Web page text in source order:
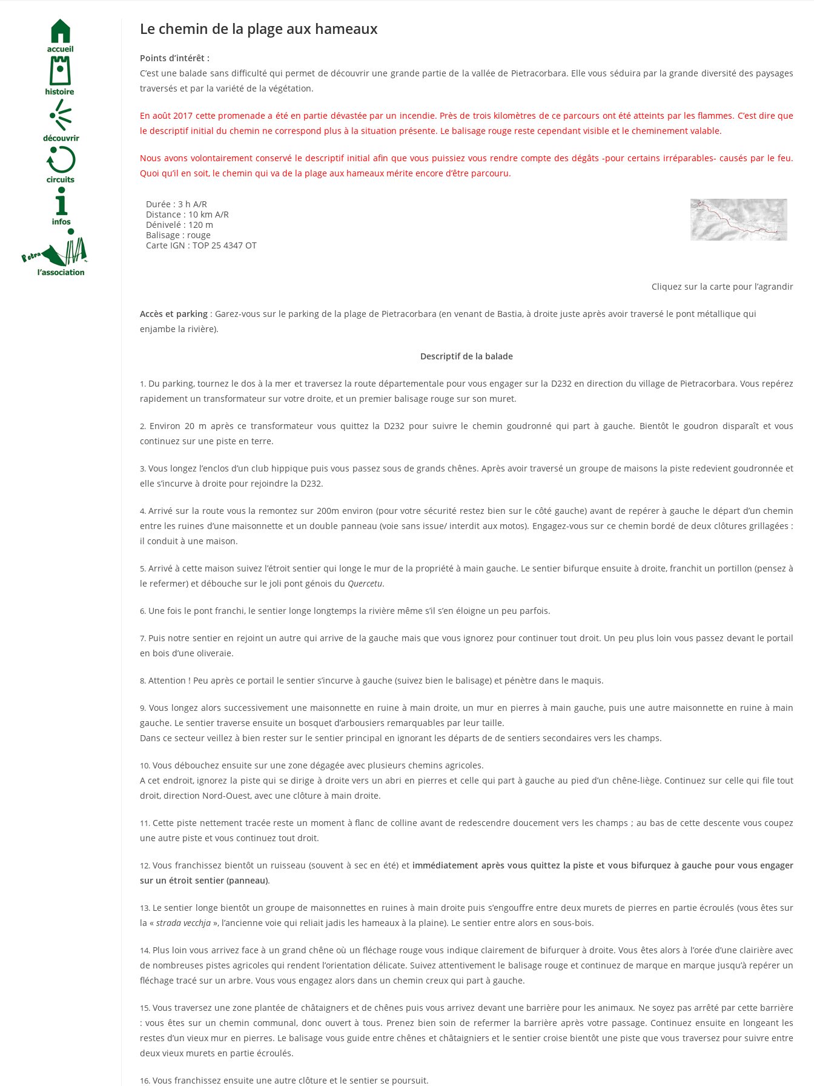
Le chemin de la plage aux hameaux
Points d’intérêt :
C’est une balade sans difficulté qui permet de découvrir une grande partie de la vallée de Pietracorbara. Elle vous séduira par la grande diversité des paysages
traversés et par la variété de la végétation.
En août 2017 cette promenade a été en partie dévastée par un incendie. Près de trois kilomètres de ce parcours ont été atteints par les flammes. C’est dire que
le descriptif initial du chemin ne correspond plus à la situation présente. Le balisage rouge reste cependant visible et le cheminement valable.
Nous avons volontairement conservé le descriptif initial afin que vous puissiez vous rendre compte des dégâts -pour certains irréparables- causés par le feu.
Quoi qu’il en soit, le chemin qui va de la plage aux hameaux mérite encore d’être parcouru.
Durée : 3 h A/R
Distance : 10 km A/R
Dénivelé : 120 m
Balisage : rouge
Carte IGN : TOP 25 4347 OT
Cliquez sur la carte pour l’agrandir
Accès et parking: Garez-vous sur le parking de la plage de Pietracorbara (en venant de Bastia, à droite juste après avoir traversé le pont métallique qui
enjambe la rivière).
Descriptif de la balade
1.Du parking, tournez le dos à la mer et traversez la route départementale pour vous engager sur la D232 en direction du village de Pietracorbara. Vous repérez
rapidement un transformateur sur votre droite, et un premier balisage rouge sur son muret.
2.Environ 20 m après ce transformateur vous quittez la D232 pour suivre le chemin goudronné qui part à gauche. Bientôt le goudron disparaît et vous
continuez sur une piste en terre.
3.Vous longez l’enclos d’un club hippique puis vous passez sous de grands chênes. Après avoir traversé un groupe de maisons la piste redevient goudronnée et
elle s’incurve à droite pour rejoindre la D232.
4.Arrivé sur la route vous la remontez sur 200m environ (pour votre sécurité restez bien sur le côté gauche) avant de repérer à gauche le départ d’un chemin
entre les ruines d’une maisonnette et un double panneau (voie sans issue/ interdit aux motos). Engagez-vous sur ce chemin bordé de deux clôtures grillagées :
il conduit à une maison.
5.Arrivé à cette maison suivez l’étroit sentier qui longe le mur de la propriété à main gauche. Le sentier bifurque ensuite à droite, franchit un portillon (pensez à
le refermer) et débouche sur le joli pont génois du Quercetu.
6.Une fois le pont franchi, le sentier longe longtemps la rivière même s’il s’en éloigne un peu parfois.
7.Puis notre sentier en rejoint un autre qui arrive de la gauche mais que vous ignorez pour continuer tout droit. Un peu plus loin vous passez devant le portail
en bois d’une oliveraie.
8.Attention ! Peu après ce portail le sentier s’incurve à gauche (suivez bien le balisage) et pénètre dans le maquis.
9.Vous longez alors successivement une maisonnette en ruine à main droite, un mur en pierres à main gauche, puis une autre maisonnette en ruine à main
gauche. Le sentier traverse ensuite un bosquet d’arbousiers remarquables par leur taille.
Dans ce secteur veillez à bien rester sur le sentier principal en ignorant les départs de de sentiers secondaires vers les champs.
10.Vous débouchez ensuite sur une zone dégagée avec plusieurs chemins agricoles.
A cet endroit, ignorez la piste qui se dirige à droite vers un abri en pierres et celle qui part à gauche au pied d’un chêne-liège. Continuez sur celle qui file tout
droit, direction Nord-Ouest, avec une clôture à main droite.
11.Cette piste nettement tracée reste un moment à flanc de colline avant de redescendre doucement vers les champs ; au bas de cette descente vous coupez
une autre piste et vous continuez tout droit.
12.Vous franchissez bientôt un ruisseau (souvent à sec en été) et immédiatement après vous quittez la piste et vous bifurquez à gauche pour vous engager
sur un étroit sentier (panneau).
13.Le sentier longe bientôt un groupe de maisonnettes en ruines à main droite puis s’engouffre entre deux murets de pierres en partie écroulés (vous êtes sur
la « strada vecchja», l’ancienne voie qui reliait jadis les hameaux à la plaine). Le sentier entre alors en sous-bois.
14.Plus loin vous arrivez face à un grand chêne où un fléchage rouge vous indique clairement de bifurquer à droite. Vous êtes alors à l’orée d’une clairière avec
de nombreuses pistes agricoles qui rendent l’orientation délicate. Suivez attentivement le balisage rouge et continuez de marque en marque jusqu’à repérer un
fléchage tracé sur un arbre. Vous vous engagez alors dans un chemin creux qui part à gauche.
15.Vous traversez une zone plantée de châtaigners et de chênes puis vous arrivez devant une barrière pour les animaux. Ne soyez pas arrêté par cette barrière
: vous êtes sur un chemin communal, donc ouvert à tous. Prenez bien soin de refermer la barrière après votre passage. Continuez ensuite en longeant les
restes d’un vieux mur en pierres. Le balisage vous guide entre chênes et châtaigniers et le sentier croise bientôt une piste que vous traversez pour suivre entre
deux vieux murets en partie écroulés.
16.Vous franchissez ensuite une autre clôture et le sentier se poursuit.